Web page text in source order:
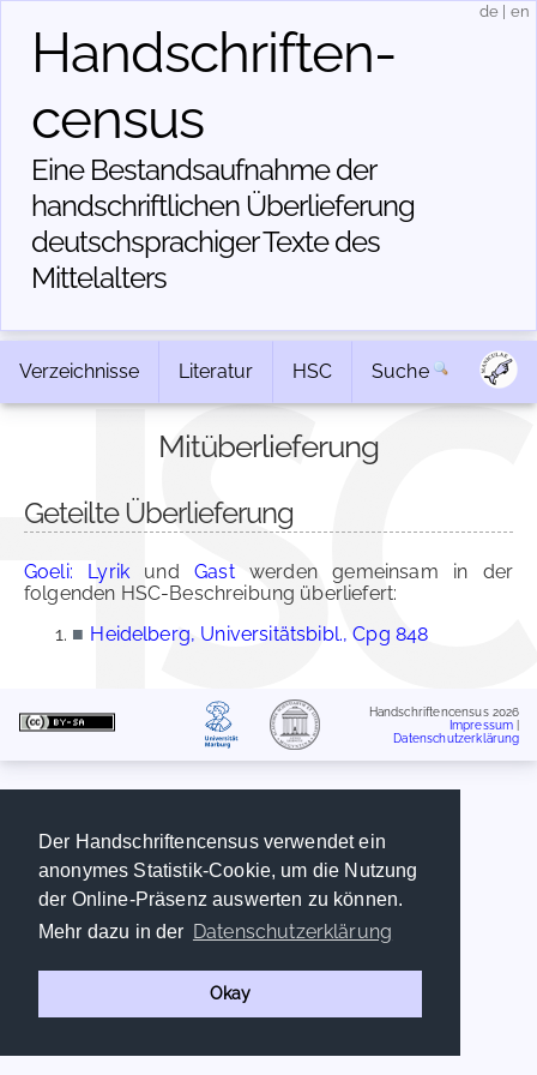
Der Handschriftencensus verwendet ein
anonymes Statistik-Cookie, um die Nutzung
der Online-Präsenz auswerten zu können.
Mehr dazu in der Datenschutzerklärung
Okay
Handschriften­
census
Eine Bestandsaufnahme der
handschriftlichen Über­lieferung
deutschsprachiger Texte des
Mittelalters
de en
Verzeichnisse Literatur HSC Suche
Mitüberlieferung
Geteilte Überlieferung
Goeli: Lyrik undGastwerden gemeinsam in der
folgenden HSC-Beschreibung überliefert:
■ Heidelberg, Universitätsbibl., Cpg 848
Handschriftencensus 2026
Impressum
Datenschutzerklärung